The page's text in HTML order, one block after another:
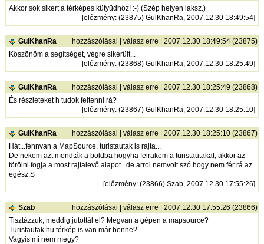
Akkor sok sikert a térképes kütyüdhöz! :-) (Szép helyen laksz.)
[előzmény: (23875) GulKhanRa, 2007.12.30 18:49:54]
GulKhanRa hozzászólásai válasz erre | 2007.12.30 18:49:54 (23875)
Köszönöm a segítséget, végre sikerült...
[előzmény: (23868) GulKhanRa, 2007.12.30 18:25:49]
GulKhanRa hozzászólásai válasz erre | 2007.12.30 18:25:49 (23868)
És részleteket h tudok feltenni rá?
[előzmény: (23867) GulKhanRa, 2007.12.30 18:25:10]
GulKhanRa hozzászólásai válasz erre | 2007.12.30 18:25:10 (23867)
Hát...fennvan a MapSource, turistautak is rajta...
De nekem azt mondták a boldba hogyha felrakom a turistautakat, akkor az
törölni fogja a most rajtalevő alapot...de arrol nemvolt szó hogy nem fér rá az
egész:S
[előzmény: (23866) Szab, 2007.12.30 17:55:26]
Szab hozzászólásai válasz erre | 2007.12.30 17:55:26 (23866)
Tisztázzuk, meddig jutottál el? Megvan a gépen a mapsource?
Turistautak.hu térkép is van már benne?
Vagyis mi nem megy?